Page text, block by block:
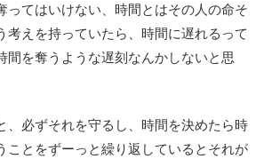
ってはいけない、時間とはその人の命そ
考えを持っていたら、時間に遅れるって
間を奪うような遅刻なんかしないと思
、必ずそれを守るし、時間を決めたら時
ことをずーっと繰り返しているとそれが